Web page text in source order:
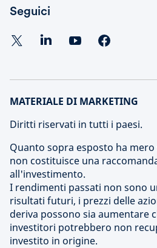
Seguici
MATERIALE DI MARKETING
Diritti riservati in tutti i paesi.
Quanto sopra esposto ha
non costituisce una
all'investimento.
I rendimenti passati non sono
risultati futuri, i prezzi delle
deriva possono sia aumentare
investitori potrebbero non
investito in origine.